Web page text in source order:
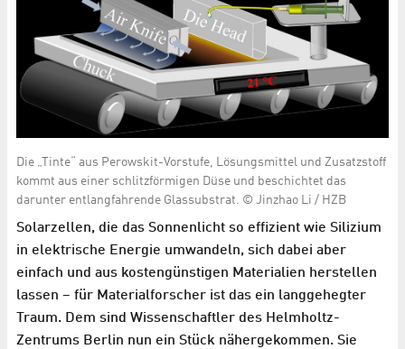
Die „Tinte“ aus Perowskit-Vorstufe, Lösungsmittel und Zusatzstoff
kommt aus einer schlitzförmigen Düse und beschichtet das
darunter entlangfahrende Glassubstrat. © Jinzhao Li / HZB
Solarzellen, die das Sonnenlicht so effizient wie Silizium
in elektrische Energie umwandeln, sich dabei aber
einfach und aus kostengünstigen Materialien herstellen
lassen – für Materialforscher ist das ein langgehegter
Traum. Dem sind Wissenschaftler des Helmholtz-
Zentrums Berlin nun ein Stück nähergekommen. Sie